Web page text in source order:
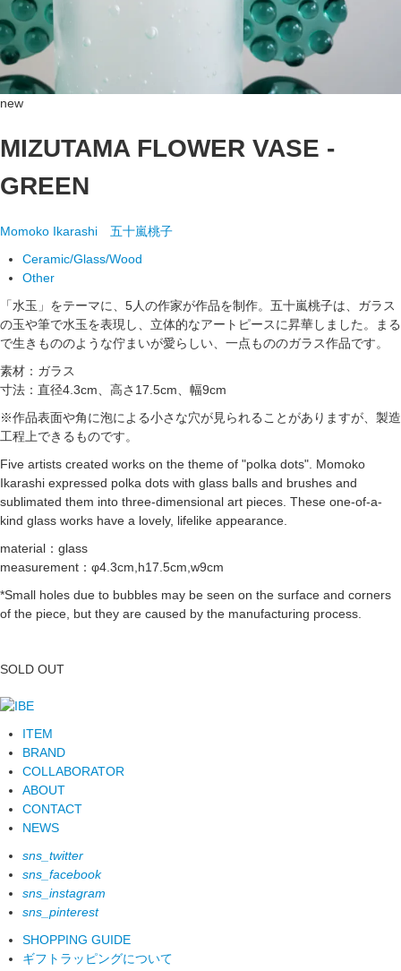
new
MIZUTAMA FLOWER VASE -
GREEN
Momoko Ikarashi 五十嵐桃子
Ceramic/Glass/Wood
Other
「水玉」をテーマに、5人の作家が作品を制作。五十嵐桃子は、ガラス
の玉や筆で水玉を表現し、立体的なアートピースに昇華しました。まる
で生きもののような佇まいが愛らしい、一点もののガラス作品です。
素材：ガラス
寸法：直径4.3cm、高さ17.5cm、幅9cm
※作品表面や角に泡による小さな穴が見られることがありますが、製造
工程上できるものです。
Five artists created works on the theme of "polka dots". Momoko
Ikarashi expressed polka dots with glass balls and brushes and
sublimated them into three-dimensional art pieces. These one-of-a-
kind glass works have a lovely, lifelike appearance.
material：glass
measurement：φ4.3cm,h17.5cm,w9cm
*Small holes due to bubbles may be seen on the surface and corners
of the piece, but they are caused by the manufacturing process.
SOLD OUT
ITEM
BRAND
COLLABORATOR
ABOUT
CONTACT
NEWS
sns_twitter
sns_facebook
sns_instagram
sns_pinterest
SHOPPING GUIDE
ギフトラッピングについて